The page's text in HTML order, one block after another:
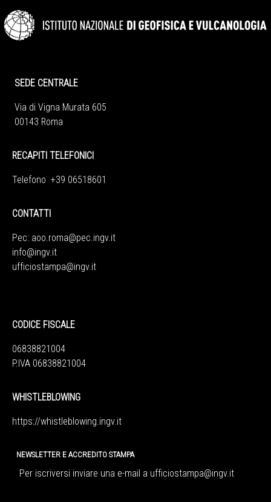
SEDE CENTRALE
Via di Vigna Murata 605
00143 Roma
RECAPITI TELEFONICI
Telefono +39 06518601
CONTATTI
Pec: aoo.roma@pec.ingv.it
info@ingv.it
ufficiostampa@ingv.it
CODICE FISCALE
06838821004
P.IVA 06838821004
WHISTLEBLOWING
https://whistleblowing.ingv. it
NEWSLETTER E ACCREDITO STAMPA
Per iscriversi inviare una e-mail a ufficiostampa@ingv.it